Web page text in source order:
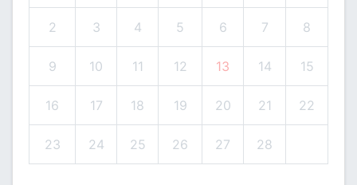
2 3 4 5 6 7 8
9 10 11 12 13 14 15
16 17 18 19 20 21 22
23 24 25 26 27 28